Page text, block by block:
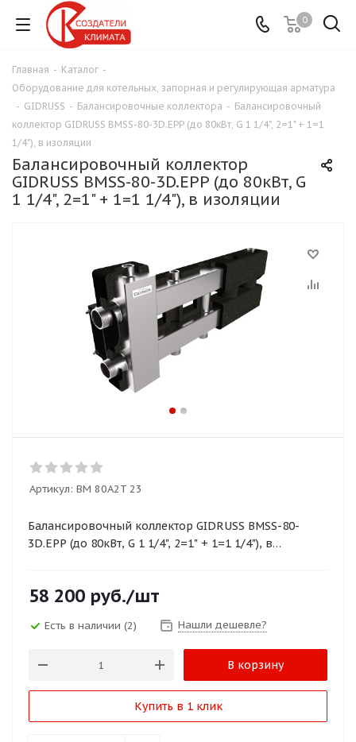
0
Главная - Каталог -
Оборудование для котельных, запорная и регулирующая арматура
- GIDRUSS - Балансировочные коллектора - Балансировочный
коллектор GIDRUSS BMSS-80-3D.EPP (до 80кВт, G 1 1/4", 2=1" + 1=1
1/4"), в изоляции
Балансировочный коллектор
GIDRUSS BMSS-80-3D.EPP (до 80кВт, G
1 1/4", 2=1" + 1=1 1/4"), в изоляции
Артикул: BM 80A2T 23
Балансировочный коллектор GIDRUSS BMSS-80-
3D.EPP (до 80кВт, G 1 1/4", 2=1" + 1=1 1/4"), в
58 200 руб./шт
Есть в наличии (2) Нашли дешевле?
В корзину
Купить в 1 клик